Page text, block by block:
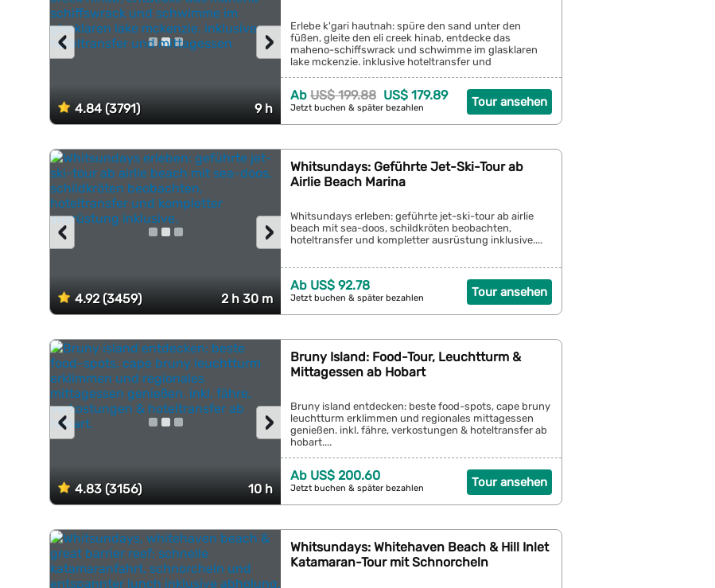
4.84 (3791) 9 h
›
‹
Erlebe k'gari hautnah: spüre den sand unter den
füßen, gleite den eli creek hinab, entdecke das
maheno-schiffswrack und schwimme im glasklaren
lake mckenzie. inklusive hoteltransfer und
Tour ansehen
Ab US$ 199.88 US$ 179.89
Jetzt buchen & später bezahlen
4.92 (3459) 2 h 30 m
›
‹
Whitsundays: Geführte Jet-Ski-Tour ab
Airlie Beach Marina
Whitsundays erleben: geführte jet-ski-tour ab airlie
beach mit sea-doos, schildkröten beobachten,
hoteltransfer und kompletter ausrüstung inklusive....
Tour ansehen
Ab US$ 92.78
Jetzt buchen & später bezahlen
4.83 (3156) 10 h
›
‹
Bruny Island: Food-Tour, Leuchtturm &
Mittagessen ab Hobart
Bruny island entdecken: beste food-spots, cape bruny
leuchtturm erklimmen und regionales mittagessen
genießen. inkl. fähre, verkostungen & hoteltransfer ab
hobart....
Tour ansehen
Ab US$ 200.60
Jetzt buchen & später bezahlen
Whitsundays: Whitehaven Beach & Hill Inlet
Katamaran-Tour mit Schnorcheln